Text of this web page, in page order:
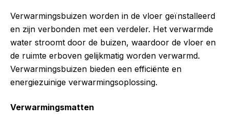
Verwarmingsbuizen worden in de vloer geïnstalleerd
en zijn verbonden met een verdeler. Het verwarmde
water stroomt door de buizen, waardoor de vloer en
de ruimte erboven gelijkmatig worden verwarmd.
Verwarmingsbuizen bieden een efficiënte en
energiezuinige verwarmingsoplossing.
Verwarmingsmatten